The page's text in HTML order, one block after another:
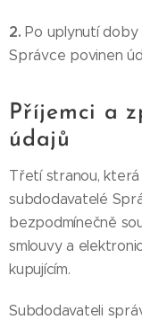
2.Po uplynutí doby
Správce povinen
Příjemci a
údajů
Třetí stranou, která
subdodavatelé
bezpodmínečně
smlouvy a
kupujícím.
Subdodavateli